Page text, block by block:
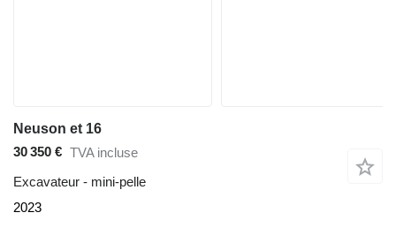
Neuson et 16
30 350 € TVA incluse
Excavateur - mini-pelle
2023